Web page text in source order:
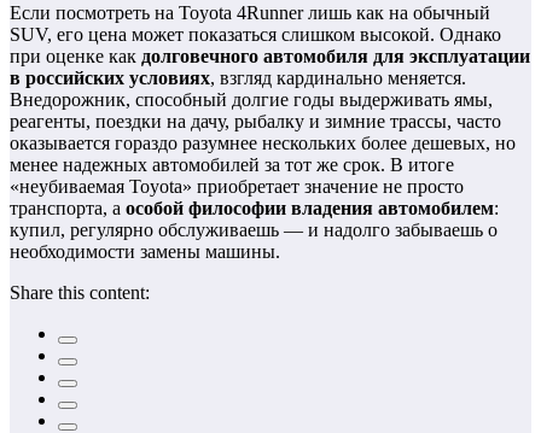
Если посмотреть на Toyota 4Runner лишь как на обычный
SUV, его цена может показаться слишком высокой. Однако
при оценке как долговечного автомобиля для эксплуатации
в российских условиях, взгляд кардинально меняется.
Внедорожник, способный долгие годы выдерживать ямы,
реагенты, поездки на дачу, рыбалку и зимние трассы, часто
оказывается гораздо разумнее нескольких более дешевых, но
менее надежных автомобилей за тот же срок. В итоге
«неубиваемая Toyota» приобретает значение не просто
транспорта, а особой философии владения автомобилем:
купил, регулярно обслуживаешь — и надолго забываешь о
необходимости замены машины.
Share this content: